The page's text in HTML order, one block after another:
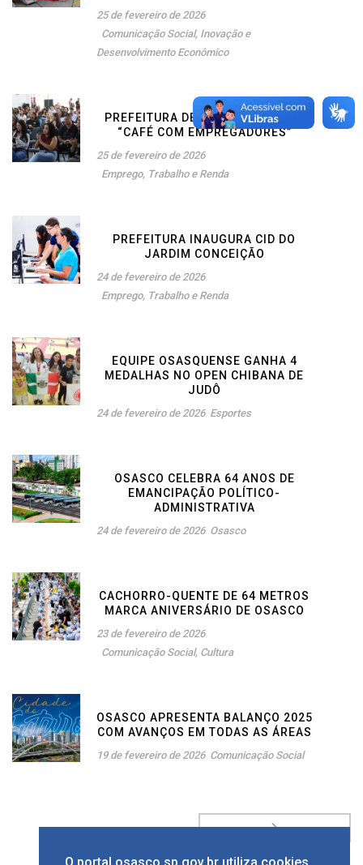
25 de fevereiro de 2026
Comunicação Social, Inovação e
Desenvolvimento Econômico
PREFEITURA DE OSASCO REALIZA
“CAFÉ COM EMPREGADORES”
25 de fevereiro de 2026
Emprego, Trabalho e Renda
PREFEITURA INAUGURA CID DO
JARDIM CONCEIÇÃO
24 de fevereiro de 2026
Emprego, Trabalho e Renda
EQUIPE OSASQUENSE GANHA 4
MEDALHAS NO OPEN CHIBANA DE
JUDÔ
24 de fevereiro de 2026 Esportes
OSASCO CELEBRA 64 ANOS DE
EMANCIPAÇÃO POLÍTICO-
ADMINISTRATIVA
24 de fevereiro de 2026 Osasco
CACHORRO-QUENTE DE 64 METROS
MARCA ANIVERSÁRIO DE OSASCO
23 de fevereiro de 2026
Comunicação Social, Cultura
OSASCO APRESENTA BALANÇO 2025
COM AVANÇOS EM TODAS AS ÁREAS
19 de fevereiro de 2026 Comunicação Social